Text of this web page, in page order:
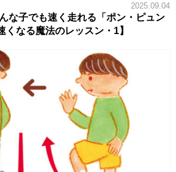
2025.09.04
な子でも速く走れる「ポン・ピュン
くなる魔法のレッスン・1】